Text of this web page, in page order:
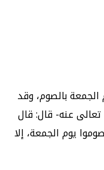
بالصوم، وقد
عنه- قال: قال
يوم الجمعة، إلا